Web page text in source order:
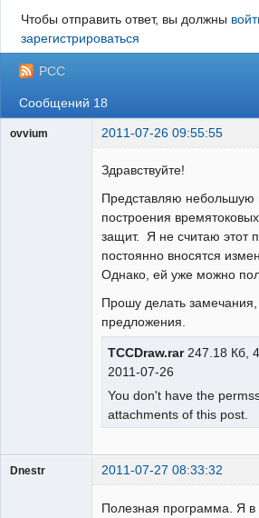
Чтобы отправить ответ, вы должны
зарегистрироваться
РСС
Сообщений 18
ovvium 2011-07-26 09:55:55
Здравствуйте!
Представляю небольшую
построения
защит. Я не считаю этот
постоянно вносятся
Однако, ей уже можно
Прошу делать
предложения.
TCCDraw.rar247.18 Кб,
2011-07-26
You don't have the
attachments of this post.
Dnestr 2011-07-27 08:33:32
Полезная программа. Я в